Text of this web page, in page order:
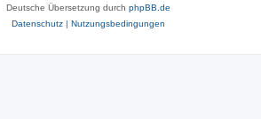
Deutsche Übersetzung durch phpBB.de
Datenschutz| Nutzungsbedingungen